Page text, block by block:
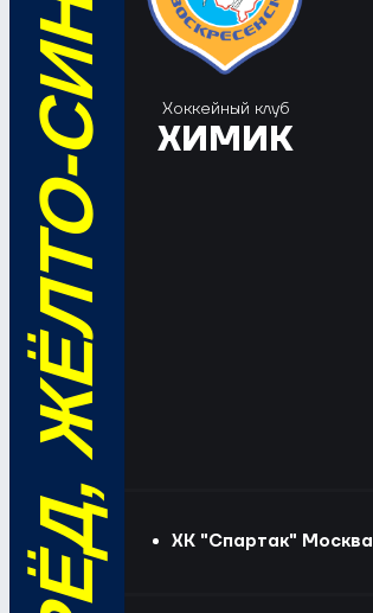
Хоккейный клуб
ХИМИК
ХК "Спартак" Москва